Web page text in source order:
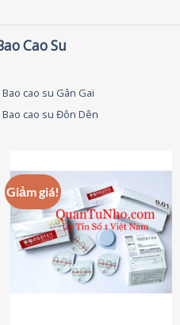
thể.
tùy
thể
được
chọn
trên
trang
sản
phẩm
Cao Su
Bao cao su Gân Gai
Bao cao su Đôn Dên
Giảm giá!